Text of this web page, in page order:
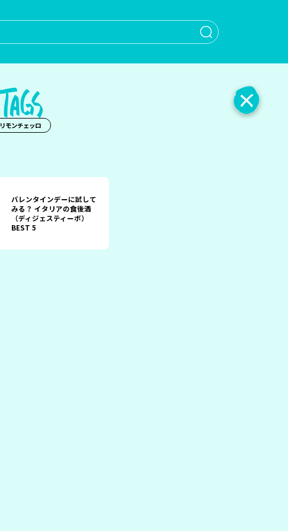
When
リモンチェッロ
バレンタインデーに試して
みる？ イタリアの食後酒
（ディジェスティーボ）
BEST 5